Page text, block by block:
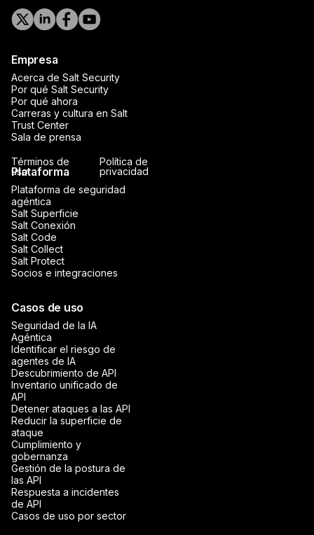
Empresa
Acerca de Salt Security
Por qué Salt Security
Por qué ahora
Carreras y cultura en Salt
Trust Center
Sala de prensa
Plataforma
Plataforma de seguridad
agéntica
Salt Superficie
Salt Conexión
Salt Code
Salt Collect
Salt Protect
Socios e integraciones
Casos de uso
Seguridad de la IA
Agéntica
Identificar el riesgo de
agentes de IA
Descubrimiento de API
Inventario unificado de
API
Detener ataques a las API
Reducir la superficie de
ataque
Cumplimiento y
gobernanza
Gestión de la postura de
las API
Respuesta a incidentes
de API
Casos de uso por sector
Términos de
uso
Política de
privacidad